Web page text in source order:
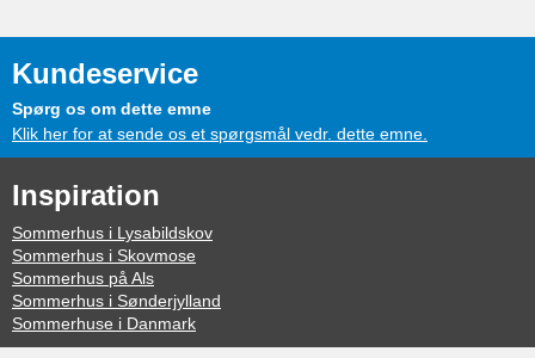
Kundeservice
Spørg os om dette emne
Klik her for at sende os et spørgsmål vedr. dette emne.
Inspiration
Sommerhus i Lysabildskov
Sommerhus i Skovmose
Sommerhus på Als
Sommerhus i Sønderjylland
Sommerhuse i Danmark